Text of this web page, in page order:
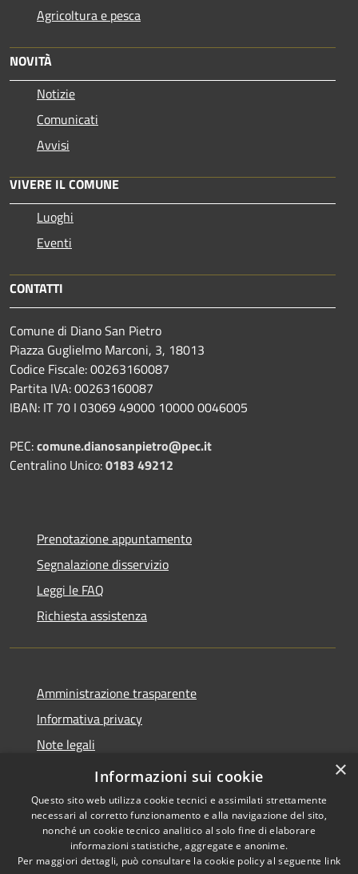
Agricoltura e pesca
NOVITÀ
Notizie
Comunicati
Avvisi
VIVERE IL COMUNE
Luoghi
Eventi
CONTATTI
Comune di Diano San Pietro
Piazza Guglielmo Marconi, 3, 18013
Codice Fiscale: 00263160087
Partita IVA: 00263160087
IBAN: IT 70 I 03069 49000 10000 0046005
PEC:comune.dianosanpietro@pec.it
Centralino Unico:0183 49212
Prenotazione appuntamento
Segnalazione disservizio
Leggi le FAQ
Richiesta assistenza
Amministrazione trasparente
Informativa privacy
Note legali
Dichiarazione di accessibilità
Accessibilità
Copyright © 2026 • Comune di
Diano San Pietro • Powered by
×
Informazioni sui cookie
Questo sito web utilizza cookie tecnici e assimilati strettamente
necessari al corretto funzionamento e alla navigazione del sito,
nonché un cookie tecnico analitico al solo fine di elaborare
informazioni statistiche, aggregate e anonime.
Per maggiori dettagli, può consultare la cookie policy al seguente link